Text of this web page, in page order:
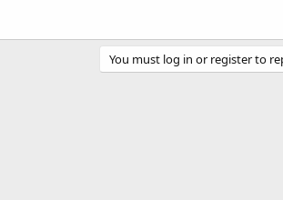
You must log in or register to